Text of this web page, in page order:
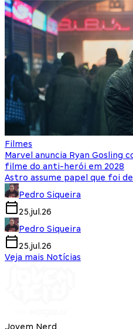
Filmes
Marvel anuncia Ryan Gosling
filme do anti-herói em 2028
Astro assume papel que foi de
Pedro Siqueira
25.jul.26
Pedro Siqueira
25.jul.26
Veja mais Notícias
Jovem Nerd